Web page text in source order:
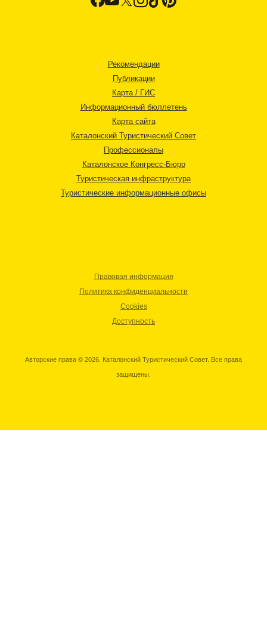
Рекомендации
Публикации
Карта / ГИС
Информационный бюллетень
Карта сайта
Каталонский Туристический Совет
Профессионалы
Каталонское Конгресс-Бюро
Туристическая инфраструктура
Туристические информационные офисы
Правовая информация
Политика конфиденциальности
Cookies
Доступность
Авторские права © 2026. Каталонский Туристический Совет. Все права
защищены.